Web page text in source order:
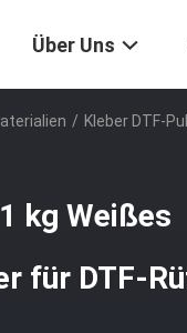
Über Uns
/ Kleber DTF-
kg Weißes
für DTF-